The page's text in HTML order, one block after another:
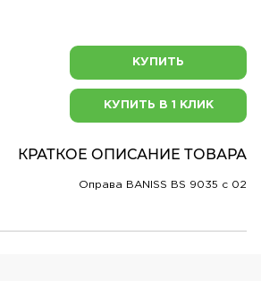
КУПИТЬ
КУПИТЬ В 1 КЛИК
КРАТКОЕ ОПИСАНИЕ ТОВАРА
Оправа BANISS BS 9035 c 02